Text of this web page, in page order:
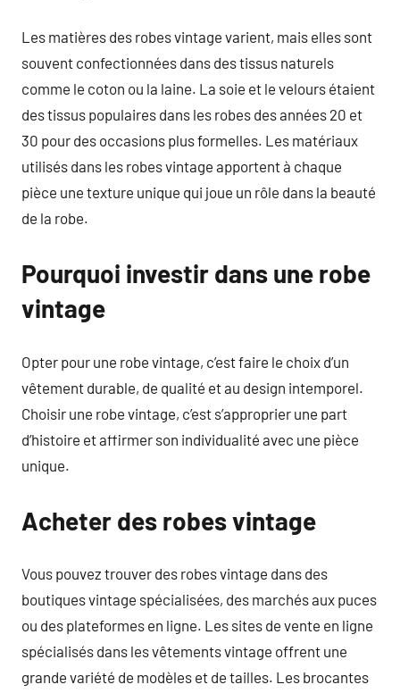
Les matières des robes vintage varient, mais elles sont
souvent confectionnées dans des tissus naturels
comme le coton ou la laine. La soie et le velours étaient
des tissus populaires dans les robes des années 20 et
30 pour des occasions plus formelles. Les matériaux
utilisés dans les robes vintage apportent à chaque
pièce une texture unique qui joue un rôle dans la beauté
de la robe.
Pourquoi investir dans une robe
vintage
Opter pour une robe vintage, c’est faire le choix d’un
vêtement durable, de qualité et au design intemporel.
Choisir une robe vintage, c’est s’approprier une part
d’histoire et affirmer son individualité avec une pièce
unique.
Acheter des robes vintage
Vous pouvez trouver des robes vintage dans des
boutiques vintage spécialisées, des marchés aux puces
ou des plateformes en ligne. Les sites de vente en ligne
spécialisés dans les vêtements vintage offrent une
grande variété de modèles et de tailles. Les brocantes